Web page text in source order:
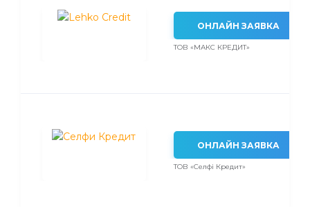
ОНЛАЙН ЗАЯВКА
ТОВ «МАКС КРЕДИТ»
ОНЛАЙН ЗАЯВКА
ТОВ «Селфі Кредит»